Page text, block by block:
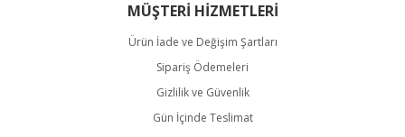
MÜŞTERİ HİZMETLERİ
Ürün İade ve Değişim Şartları
Sipariş Ödemeleri
Gizlilik ve Güvenlik
Gün İçinde Teslimat